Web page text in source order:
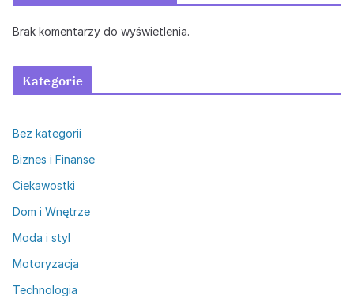
Brak komentarzy do wyświetlenia.
Kategorie
Bez kategorii
Biznes i Finanse
Ciekawostki
Dom i Wnętrze
Moda i styl
Motoryzacja
Technologia